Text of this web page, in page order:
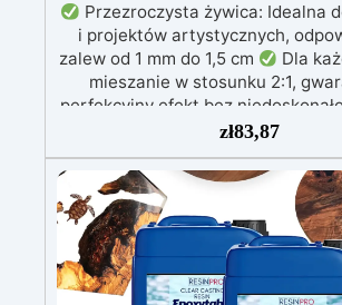
Przezroczysta żywica: Idealna
i projektów artystycznych,
zalew od 1 mm do 1,5 cm
Dla
mieszanie w stosunku 2:1,
perfekcyjny efekt bez
lepkość: Zapewnia odlewy bez
kompatybilna z drewnem,
metalem i innymi materiałami
utwardzeniu: Nietoksyczna,
skóry, wolna od BPA i
Free)
Błyszcząca i
filtrami UV przeciw żółknięciu dla
lśniącego wykończenia
zł83,87